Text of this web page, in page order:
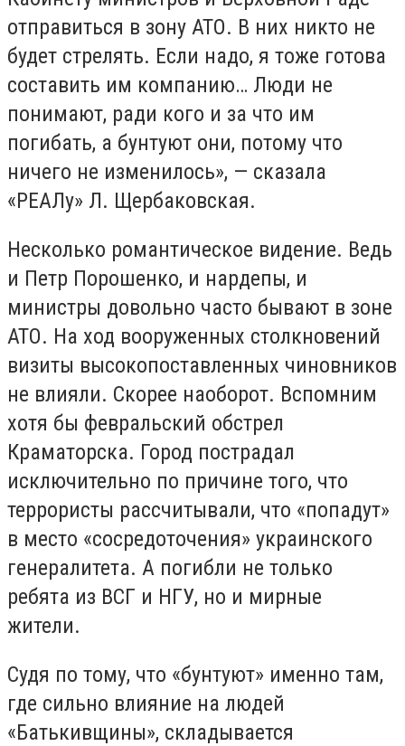
отправиться в зону АТО. В них никто не
будет стрелять. Если надо, я тоже готова
составить им компанию… Люди не
понимают, ради кого и за что им
погибать, а бунтуют они, потому что
ничего не изменилось», — сказала
«РЕАЛу» Л. Щербаковская.
Несколько романтическое видение. Ведь
и Петр Порошенко, и нардепы, и
министры довольно часто бывают в зоне
АТО. На ход вооруженных столкновений
визиты высокопоставленных чиновников
не влияли. Скорее наоборот. Вспомним
хотя бы февральский обстрел
Краматорска. Город пострадал
исключительно по причине того, что
террористы рассчитывали, что «попадут»
в место «сосредоточения» украинского
генералитета. А погибли не только
ребята из ВСГ и НГУ, но и мирные
жители.
Судя по тому, что «бунтуют» именно там,
где сильно влияние на людей
«Батькивщины», складывается